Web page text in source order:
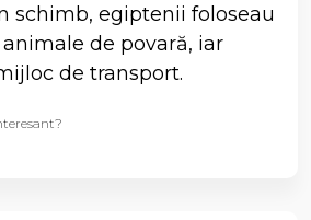
schimb, egiptenii foloseau
de povară, iar
de transport.